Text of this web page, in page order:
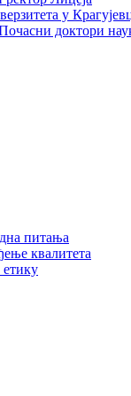
у
доктори
питања
квалитета